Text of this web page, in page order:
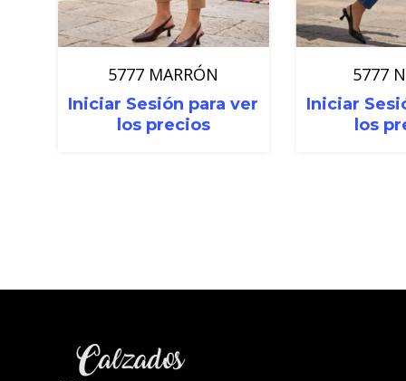
5777 MARRÓN
Iniciar Sesión para ver
los precios
5777
Iniciar
los